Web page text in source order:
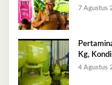
Kg
7 Agustus
Kg,
4 Agustus